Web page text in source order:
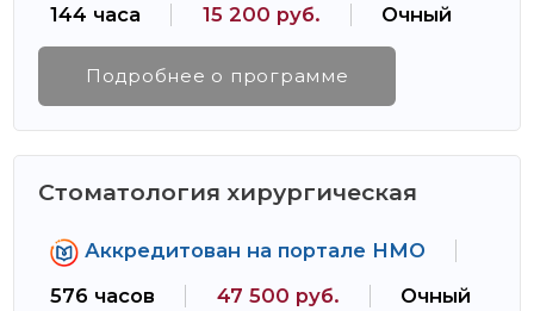
144 часа
15 200 руб. Очный
Подробнее о программе
Стоматология хирургическая
Аккредитован на портале НМО
576 часов
47 500 руб. Очный